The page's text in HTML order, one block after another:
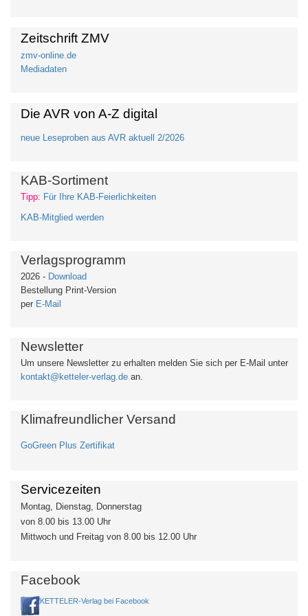
Zeitschrift ZMV
zmv-online.de
Mediadaten
Die AVR von A-Z digital
neue Leseproben aus AVR aktuell 2/2026
KAB-Sortiment
Tipp: Für Ihre KAB-Feierlichkeiten
KAB-Mitglied werden
Verlagsprogramm
2026 - Download
Bestellung Print-Version
per E-Mail
Newsletter
Um unsere Newsletter zu erhalten melden Sie sich per E-Mail unter
kontakt@ketteler-verlag.de an.
Klimafreundlicher Versand
GoGreen Plus Zertifikat
Servicezeiten
Montag, Dienstag, Donnerstag
von 8.00 bis 13.00 Uhr
Mittwoch und Freitag von 8.00 bis 12.00 Uhr
Facebook
KETTELER-Verlag bei Facebook